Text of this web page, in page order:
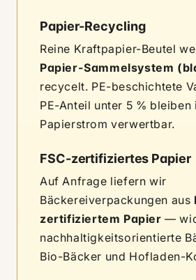
Papier-Recycling
Reine Kraftpapier-Beutel
Papier-Sammelsystem
recycelt. PE-beschichtete
PE-Anteil unter 5 % bleiben
Papierstrom verwertbar.
FSC-zertifiziertes Papier
Auf Anfrage liefern wir
Bäckereiverpackungen aus
zertifiziertem Papier —
nachhaltigkeitsorientierte
Bio-Bäcker und Hofladen-